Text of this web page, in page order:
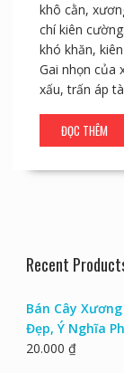
khô cằn,
chí kiên
khó khăn,
Gai nhọn của
xấu, trấn áp
ĐỌC THÊM
Recent
Bán Cây
Đẹp, Ý Nghĩa
20.000 ₫